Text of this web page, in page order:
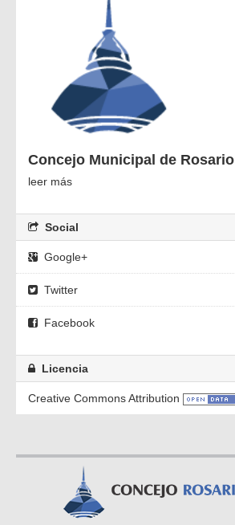
Concejo Municipal de Rosario
leer más
Social
Google+
Twitter
Facebook
Licencia
Creative Commons Attribution